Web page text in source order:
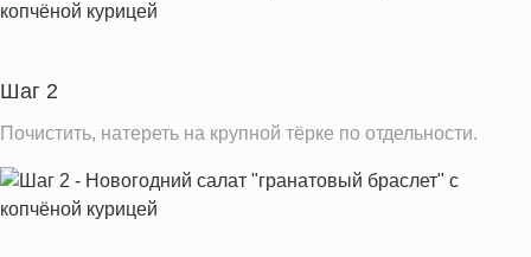
Шаг 2
Почистить, натереть на крупной тёрке по отдельности.